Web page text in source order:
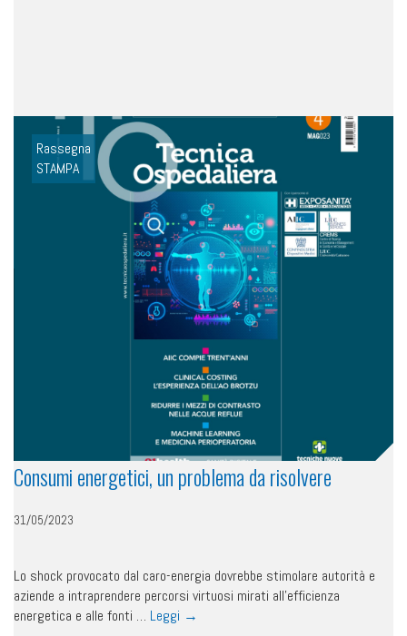
Rassegna
STAMPA
Consumi energetici, un problema da risolvere
31/05/2023
Lo shock provocato dal caro-energia dovrebbe stimolare autorità e
aziende a intraprendere percorsi virtuosi mirati all’efficienza
energetica e alle fonti … Leggi →